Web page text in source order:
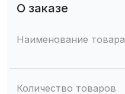
О заказе
Наименование товара
Количество товаров